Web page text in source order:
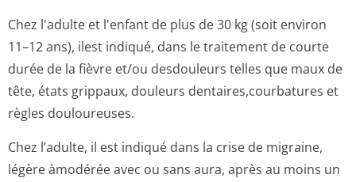
Chez l'adulte et l'enfant de plus de 30 kg (soit environ
11–12 ans), ilest indiqué, dans le traitement de courte
durée de la fièvre et/ou desdouleurs telles que maux de
tête, états grippaux, douleurs dentaires,cou­rbatures et
règles douloureuses.
Chez l’adulte, il est indiqué dans la crise de migraine,
légère àmodérée avec ou sans aura, après au moins un